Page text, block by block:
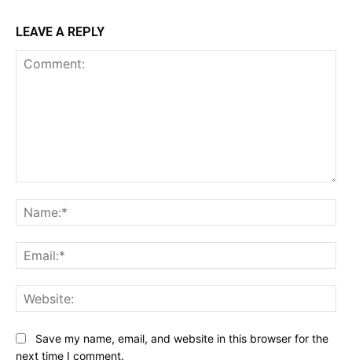
LEAVE A REPLY
Save my name, email, and website in this browser for the
next time I comment.